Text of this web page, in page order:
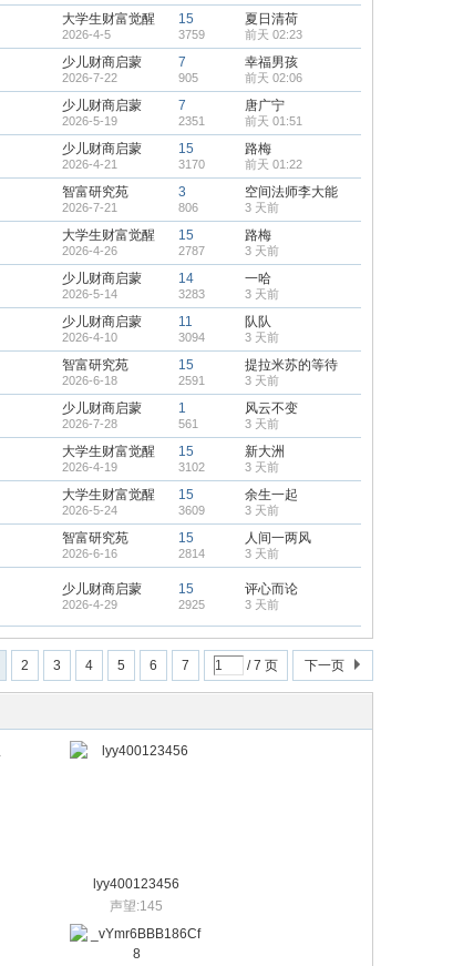
大学生财富觉醒
2026-4-5
15
3759
夏日清荷
前天 02:23
少儿财商启蒙
2026-7-22
7
905
幸福男孩
前天 02:06
少儿财商启蒙
2026-5-19
7
2351
唐广宁
前天 01:51
少儿财商启蒙
2026-4-21
15
3170
路梅
前天 01:22
智富研究苑
2026-7-21
3
806
空间法师李大能
3 天前
大学生财富觉醒
2026-4-26
15
2787
路梅
3 天前
少儿财商启蒙
2026-5-14
14
3283
一哈
3 天前
少儿财商启蒙
2026-4-10
11
3094
队队
3 天前
智富研究苑
2026-6-18
15
2591
提拉米苏的等待
3 天前
少儿财商启蒙
2026-7-28
1
561
风云不变
3 天前
大学生财富觉醒
2026-4-19
15
3102
新大洲
3 天前
大学生财富觉醒
2026-5-24
15
3609
余生一起
3 天前
智富研究苑
2026-6-16
15
2814
人间一两风
3 天前
少儿财商启蒙
2026-4-29
15
2925
评心而论
3 天前
2 3 4 5 6 7 / 7 页 下一页
lyy400123456
声望:145